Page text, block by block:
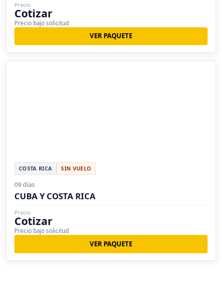
Precio
Cotizar
Precio bajo solicitud
VER PAQUETE
COSTA RICA SIN VUELO
09 días
CUBA Y COSTA RICA
Precio
Cotizar
Precio bajo solicitud
VER PAQUETE